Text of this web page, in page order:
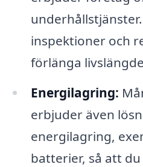
inspektioner och
förlänga
Energilagring:
erbjuder även
energilagring,
batterier, så att